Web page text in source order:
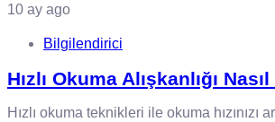
10 ay ago
Bilgilendirici
Hızlı Okuma Alışkanlığı
Hızlı okuma teknikleri ile okuma hızınızı